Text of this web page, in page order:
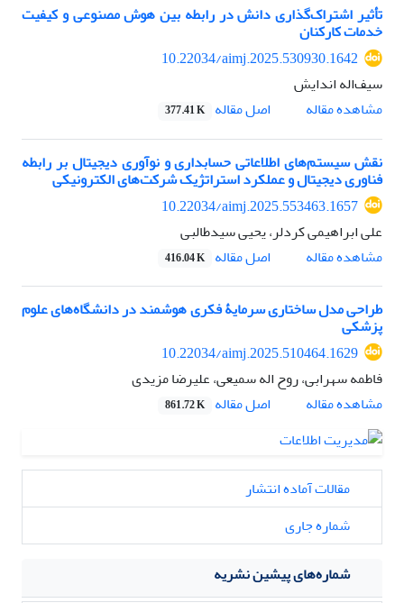
تأثیر اشتراک‌‌گذاری دانش در رابطه بین هوش مصنوعی و کیفیت
خدمات کارکنان
10.22034/aimj.2025.530930.1642
سیف‌اله اندایش
مشاهده مقاله
اصل مقاله 377.41 K
نقش سیستم‌‌های اطلاعاتی حسابداری و نوآوری دیجیتال بر رابطه
فناوری دیجیتال و عملکرد استراتژیک شرکت‌‌های الکترونیکی
10.22034/aimj.2025.553463.1657
علی ابراهیمی کردلر، یحیی سیدطالبی
مشاهده مقاله
اصل مقاله 416.04 K
طراحی مدل ساختاری سرمایۀ فکری هوشمند در دانشگاه‌های علوم
پزشکی
10.22034/aimj.2025.510464.1629
فاطمه سهرابی، روح اله سمیعی، علیرضا مزیدی
مشاهده مقاله
اصل مقاله 861.72 K
مقالات آماده انتشار
شماره جاری
شماره‌های پیشین نشریه